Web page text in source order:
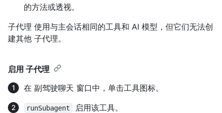
的方法或透视。
子代理 使用与主会话相同的工具和 AI 模型，但它们无法创
建其他 子代理。
启用 子代理
在 副驾驶聊天 窗口中，单击工具图标。
runSubagent
启用该工具。